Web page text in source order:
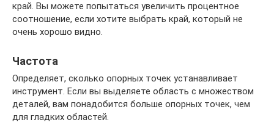
край. Вы можете попытаться увеличить процентное
соотношение, если хотите выбрать край, который не
очень хорошо видно.
Частота
Определяет, сколько опорных точек устанавливает
инструмент. Если вы выделяете область с множеством
деталей, вам понадобится больше опорных точек, чем
для гладких областей.